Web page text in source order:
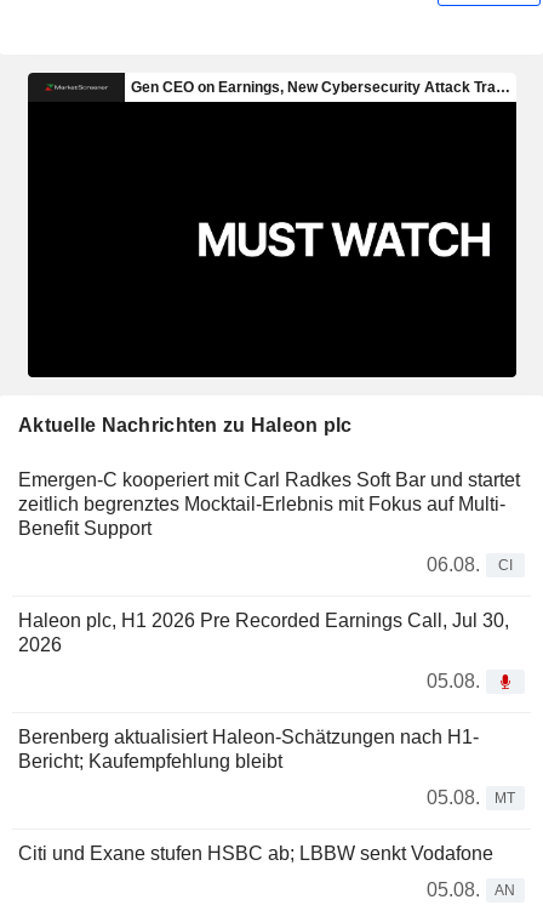
Aktuelle Nachrichten zu Haleon plc
Emergen-C kooperiert mit Carl Radkes Soft Bar und startet
zeitlich begrenztes Mocktail-Erlebnis mit Fokus auf Multi-
Benefit Support
06.08.
CI
Haleon plc, H1 2026 Pre Recorded Earnings Call, Jul 30,
2026
05.08.
Berenberg aktualisiert Haleon-Schätzungen nach H1-
Bericht; Kaufempfehlung bleibt
05.08.
MT
Citi und Exane stufen HSBC ab; LBBW senkt Vodafone
05.08.
AN